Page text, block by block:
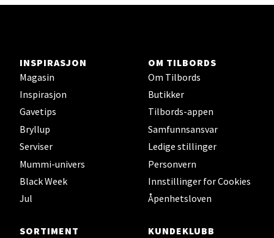
INSPIRASJON
Magasin
Inspirasjon
Gavetips
Bryllup
Serviser
Mummi-univers
Black Week
Jul
OM TILBORDS
Om Tilbords
Butikker
Tilbords-appen
Samfunnsansvar
Ledige stillinger
Personvern
Innstillinger for Cookies
Åpenhetsloven
SORTIMENT
KUNDEKLUBB
Strangata 26, 8400 Sortland
Åpent i dag 10-19
0 i butikk
Steinkjer - Thon Senter Steinkjer
Åpent i dag 10-20